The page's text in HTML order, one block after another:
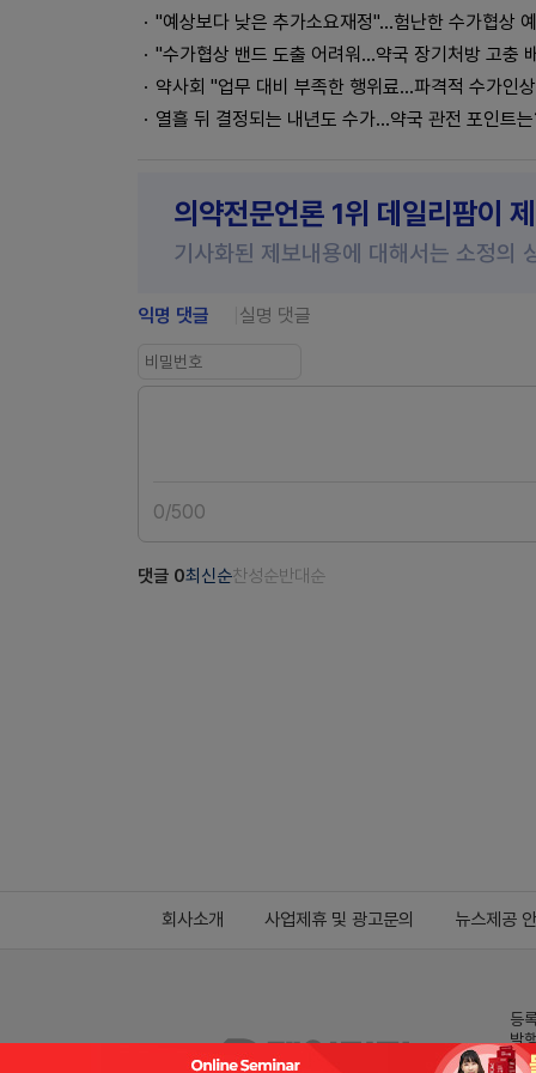
"예상보다 낮은 추가소요재정"...험난한 수가협상
"수가협상 밴드 도출 어려워...약국 장기처방 고충
약사회 "업무 대비 부족한 행위료...파격적 수가인
열흘 뒤 결정되는 내년도 수가...약국 관전 포인트
의약전문언론 1위 데일리팜이
기사화된 제보내용에 대해서는 소정의
익명 댓글 실명 댓글
0/500
댓글 0최신순찬성순반대순
회사소개 사업제휴 및 광고문의 뉴스제공
등
발
전